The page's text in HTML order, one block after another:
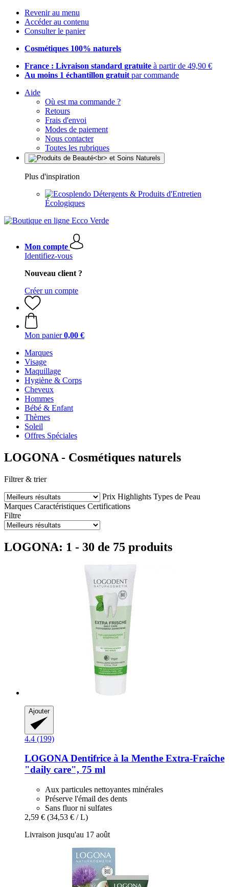
Revenir au menu
Accéder au contenu
Consulter le panier
Cosmétiques 100% naturels
France : Livraison standard gratuite à partir de 49,90 €
Au moins 1 échantillon gratuit par commande
Aide
Où est ma commande ?
Retours
Frais d'envoi
Modes de paiement
Nous contacter
Toutes les rubriques
Plus d'inspiration
Détergents & Produits d'Entretien
Écologiques
Mon compte
Identifiez-vous
Nouveau client ?
Créer un compte
Mon panier 0,00 €
Marques
Visage
Maquillage
Hygiène & Corps
Cheveux
Hommes
Bébé & Enfant
Thèmes
Soleil
Offres Spéciales
LOGONA - Cosmétiques naturels
Filtrer & trier
Prix Highlights Types de Peau
Marques Caractéristiques Certifications
Filtre
LOGONA: 1 - 30 de 75 produits
Ajouter
4.4 (199)
LOGONADentifrice à la Menthe Extra-​Fraîche
"daily care", 75 ml
Aux particules nettoyantes minérales
Préserve l'émail des dents
Sans fluor ni sulfates
2,59 € (34,53 € / L)
Livraison jusqu'au 17 août